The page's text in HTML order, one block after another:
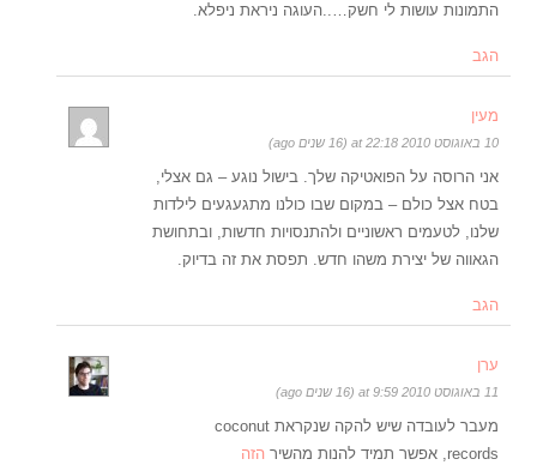
התמונות עושות לי חשק…..העוגה ניראת ניפלא.
הגב
מעין
10 באוגוסט 2010 at 22:18 (16 שנים ago)
אני הרוסה על הפואטיקה שלך. בישול נוגע – גם אצלי,
בטח אצל כולם – במקום שבו כולנו מתגעגעים לילדות
שלנו, לטעמים ראשוניים ולהתנסויות חדשות, ובתחושת
הגאווה של יצירת משהו חדש. תפסת את זה בדיוק.
הגב
ערן
11 באוגוסט 2010 at 9:59 (16 שנים ago)
מעבר לעובדה שיש להקה שנקראת coconut
records, אפשר תמיד להנות מהשיר
הזה